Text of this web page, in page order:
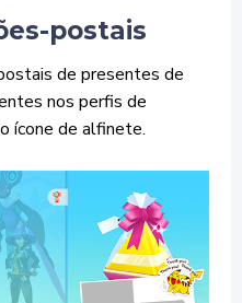
postais
de presentes de
nos perfis de
ícone de alfinete.